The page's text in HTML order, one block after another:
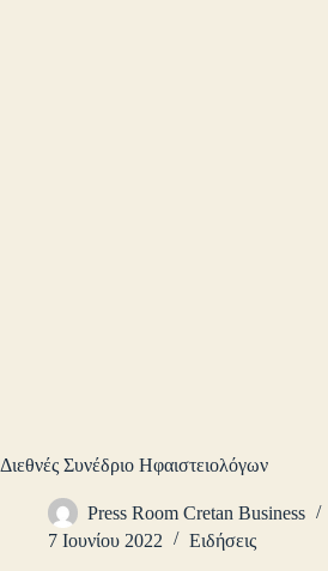
Διεθνές Συνέδριο Ηφαιστειολόγων
Press Room Cretan Business
7 Ιουνίου 2022
Ειδήσεις